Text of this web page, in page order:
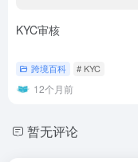
KYC审核
跨境百科 # KYC
12个月前
暂无评论